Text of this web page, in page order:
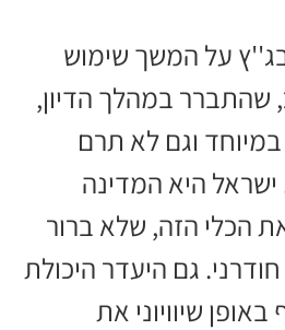
על המשך שימוש
שהתברר במהלך הדיון,
במיוחד וגם לא תרם
היא המדינה
הכלי הזה, שלא ברור
גם היעדר היכולת
שיוויוני את